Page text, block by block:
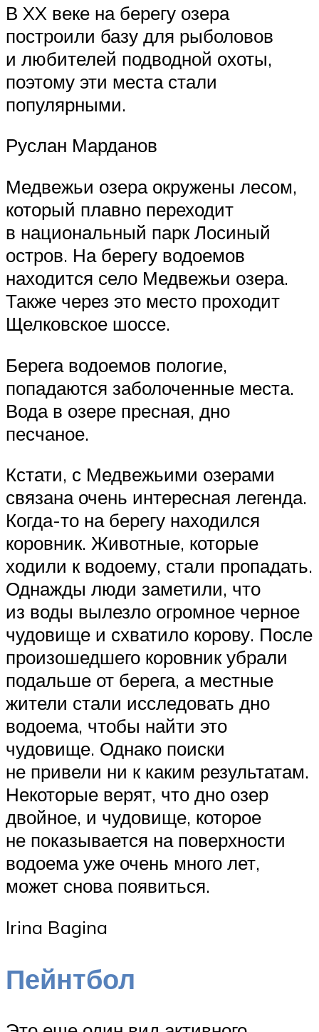
В XX веке на берегу озера
построили базу для рыболовов
и любителей подводной охоты,
поэтому эти места стали
популярными.
Руслан Марданов
Медвежьи озера окружены лесом,
который плавно переходит
в национальный парк Лосиный
остров. На берегу водоемов
находится село Медвежьи озера.
Также через это место проходит
Щелковское шоссе.
Берега водоемов пологие,
попадаются заболоченные места.
Вода в озере пресная, дно
песчаное.
Кстати, с Медвежьими озерами
связана очень интересная легенда.
Когда-то на берегу находился
коровник. Животные, которые
ходили к водоему, стали пропадать.
Однажды люди заметили, что
из воды вылезло огромное черное
чудовище и схватило корову. После
произошедшего коровник убрали
подальше от берега, а местные
жители стали исследовать дно
водоема, чтобы найти это
чудовище. Однако поиски
не привели ни к каким результатам.
Некоторые верят, что дно озер
двойное, и чудовище, которое
не показывается на поверхности
водоема уже очень много лет,
может снова появиться.
Irina Bagina
Пейнтбол